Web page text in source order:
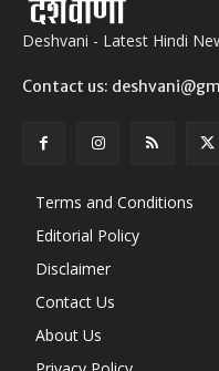
Deshvani - Latest Hindi
Contact us:
Terms and Conditions
Editorial Policy
Disclaimer
Contact Us
About Us